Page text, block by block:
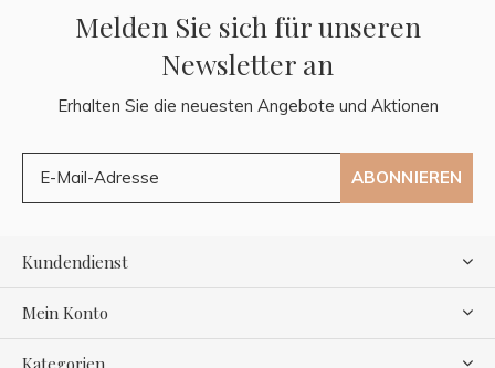
Melden Sie sich für unseren
Newsletter an
Erhalten Sie die neuesten Angebote und Aktionen
ABONNIEREN
Kundendienst
Mein Konto
Kategorien